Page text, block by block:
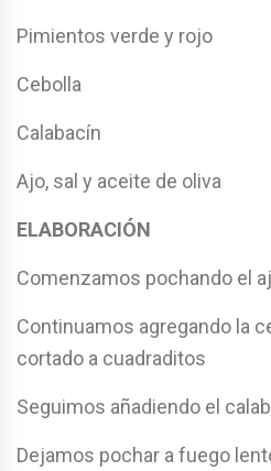
Pimientos verde y rojo
Cebolla
Calabacín
Ajo, sal y aceite de oliva
ELABORACIÓN
Comenzamos pochando el
Continuamos agregando la
cortado a cuadraditos
Seguimos añadiendo el
Dejamos pochar a fuego